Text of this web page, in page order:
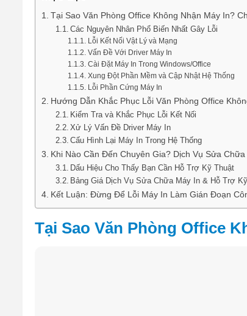
Tại Sao Văn Phòng Office Không Nhận Máy In?
Các Nguyên Nhân Phổ Biến Nhất Gây Lỗi
Lỗi Kết Nối Vật Lý và Mạng
Vấn Đề Với Driver Máy In
Cài Đặt Máy In Trong Windows/Office
Xung Đột Phần Mềm và Cập Nhật Hệ Thống
Lỗi Phần Cứng Máy In
Hướng Dẫn Khắc Phục Lỗi Văn Phòng Office
Kiểm Tra và Khắc Phục Lỗi Kết Nối
Xử Lý Vấn Đề Driver Máy In
Cấu Hình Lại Máy In Trong Hệ Thống
Khi Nào Cần Đến Chuyên Gia? Dịch Vụ Sửa
Dấu Hiệu Cho Thấy Bạn Cần Hỗ Trợ Kỹ Thuật
Bảng Giá Dịch Vụ Sửa Chữa Máy In & Hỗ Trợ
Kết Luận: Đừng Để Lỗi Máy In Làm Gián Đoạn
Tại Sao Văn Phòng Office